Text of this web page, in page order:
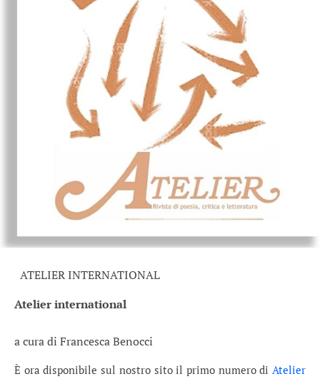
ATELIER INTERNATIONAL
Atelier international
a cura di Francesca Benocci
È ora disponibile sul nostro sito il primo numero di Atelier